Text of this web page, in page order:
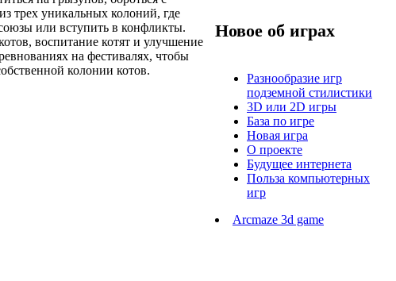
трех уникальных колоний, где
или вступить в конфликты.
воспитание котят и улучшение
на фестивалях, чтобы
колонии котов.
Новое об играх
Разнообразие игр
подземной стилистики
3D или 2D игры
База по игре
Новая игра
О проекте
Будущее интернета
Польза компьютерных
игр
Arcmaze 3d game